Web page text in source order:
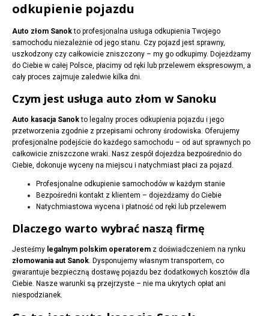
odkupienie pojazdu
Auto złom Sanokto profesjonalna usługa odkupienia Twojego
samochodu niezależnie od jego stanu. Czy pojazd jest sprawny,
uszkodzony czy całkowicie zniszczony – my go odkupimy. Dojeżdżamy
do Ciebie w całej Polsce, płacimy od ręki lub przelewem ekspresowym, a
cały proces zajmuje zaledwie kilka dni.
Czym jest usługa auto złom w Sanoku
Auto kasacja Sanokto legalny proces odkupienia pojazdu i jego
przetworzenia zgodnie z przepisami ochrony środowiska. Oferujemy
profesjonalne podejście do każdego samochodu – od aut sprawnych po
całkowicie zniszczone wraki. Nasz zespół dojeżdża bezpośrednio do
Ciebie, dokonuje wyceny na miejscu i natychmiast płaci za pojazd.
Profesjonalne odkupienie samochodów w każdym stanie
Bezpośredni kontakt z klientem – dojeżdżamy do Ciebie
Natychmiastowa wycena i płatność od ręki lub przelewem
Dlaczego warto wybrać naszą firmę
Jesteśmy legalnym polskim operatorem z doświadczeniem na rynku
złomowania aut Sanok. Dysponujemy własnym transportem, co
gwarantuje bezpieczną dostawę pojazdu bez dodatkowych kosztów dla
Ciebie. Nasze warunki są przejrzyste – nie ma ukrytych opłat ani
niespodzianek.